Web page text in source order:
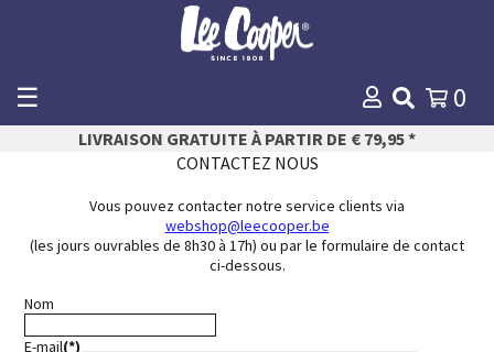
☰ 0
WINKELMANDJE
LIVRAISON GRATUITE À PARTIR DE € 79,95 *
CONTACTEZ NOUS
Vous pouvez contacter notre service clients via
webshop@leecooper.be
(les jours ouvrables de 8h30 à 17h) ou par le formulaire de contact
ci-dessous.
Nom
E-mail(*)